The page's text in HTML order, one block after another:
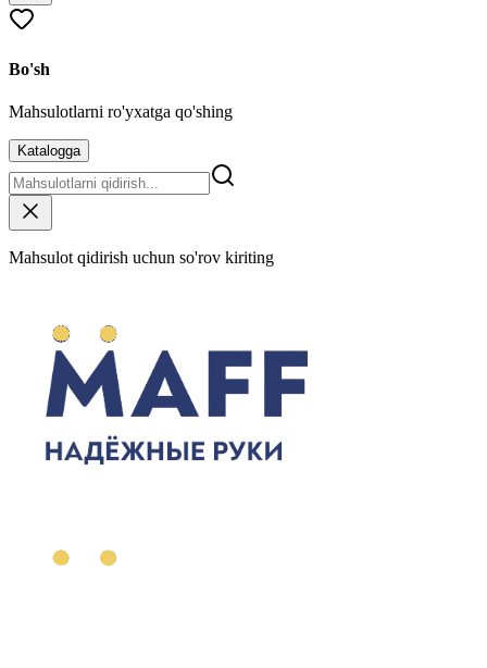
Bo'sh
Mahsulotlarni ro'yxatga qo'shing
Katalogga
Mahsulot qidirish uchun so'rov kiriting